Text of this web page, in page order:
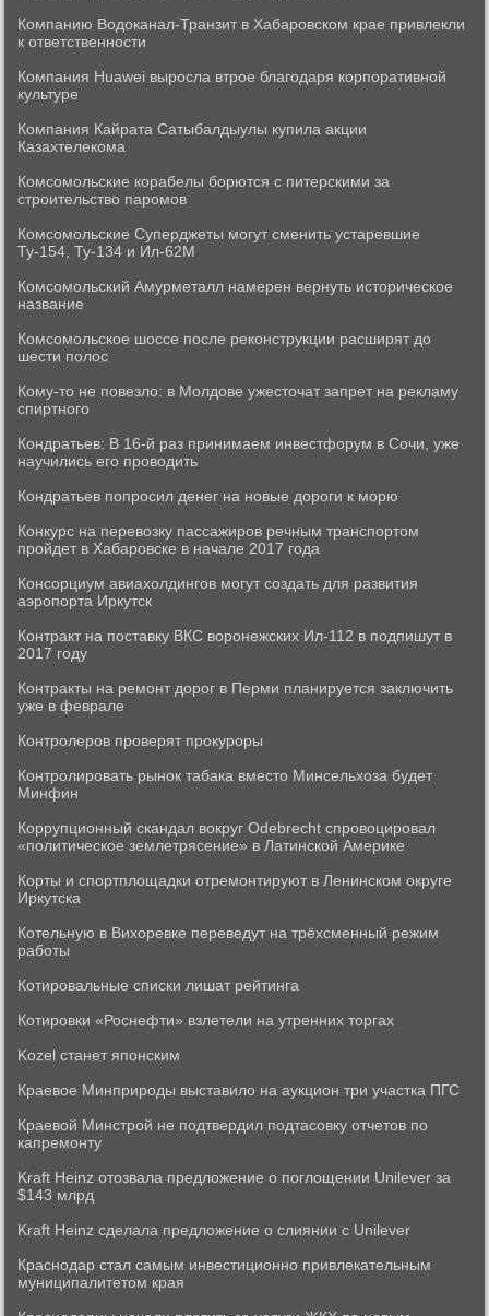
Компанию Водоканал-Транзит в Хабаровском крае привлекли
к ответственности
Компания Huawei выросла втрое благодаря корпоративной
культуре
Компания Кайрата Сатыбалдыулы купила акции
Казахтелекома
Комсомольские корабелы борются с питерскими за
строительство паромов
Комсомольские Суперджеты могут сменить устаревшие
Ту-154, Ту-134 и Ил-62М
Комсомольский Амурметалл намерен вернуть историческое
название
Комсомольское шоссе после реконструкции расширят до
шести полос
Кому-то не повезло: в Молдове ужесточат запрет на рекламу
спиртного
Кондратьев: В 16-й раз принимаем инвестфорум в Сочи, уже
научились его проводить
Кондратьев попросил денег на новые дороги к морю
Конкурс на перевозку пассажиров речным транспортом
пройдет в Хабаровске в начале 2017 года
Консорциум авиахолдингов могут создать для развития
аэропорта Иркутск
Контракт на поставку ВКС воронежских Ил-112 в подпишут в
2017 году
Контракты на ремонт дорог в Перми планируется заключить
уже в феврале
Контролеров проверят прокуроры
Контролировать рынок табака вместо Минсельхоза будет
Минфин
Коррупционный скандал вокруг Odebrecht спровоцировал
«политическое землетрясение» в Латинской Америке
Корты и спортплощадки отремонтируют в Ленинском округе
Иркутска
Котельную в Вихоревке переведут на трёхсменный режим
работы
Котировальные списки лишат рейтинга
Котировки «Роснефти» взлетели на утренних торгах
Kozel станет японским
Краевое Минприроды выставило на аукцион три участка ПГС
Краевой Минстрой не подтвердил подтасовку отчетов по
капремонту
Kraft Heinz отозвала предложение о поглощении Unilever за
$143 млрд
Kraft Heinz сделала предложение о слиянии с Unilever
Краснодар стал самым инвестиционно привлекательным
муниципалитетом края